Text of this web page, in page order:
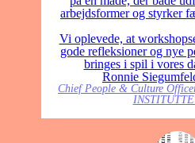
arbejdsformer og styrker
Vi oplevede, at
gode refleksioner og nye
bringes i spil i vores
Ronnie
Chief People & Culture